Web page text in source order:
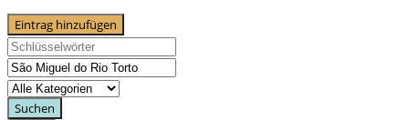
Eintrag hinzufügen
Suchen